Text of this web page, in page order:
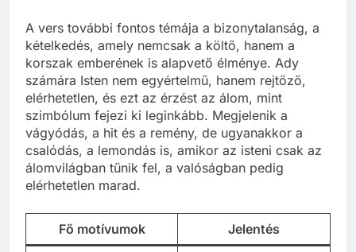
A vers további fontos témája a bizonytalanság, a
kételkedés, amely nemcsak a költő, hanem a
korszak emberének is alapvető élménye. Ady
számára Isten nem egyértelmű, hanem rejtőző,
elérhetetlen, és ezt az érzést az álom, mint
szimbólum fejezi ki leginkább. Megjelenik a
vágyódás, a hit és a remény, de ugyanakkor a
csalódás, a lemondás is, amikor az isteni csak az
álomvilágban tűnik fel, a valóságban pedig
elérhetetlen marad.
Fő motívumok Jelentés